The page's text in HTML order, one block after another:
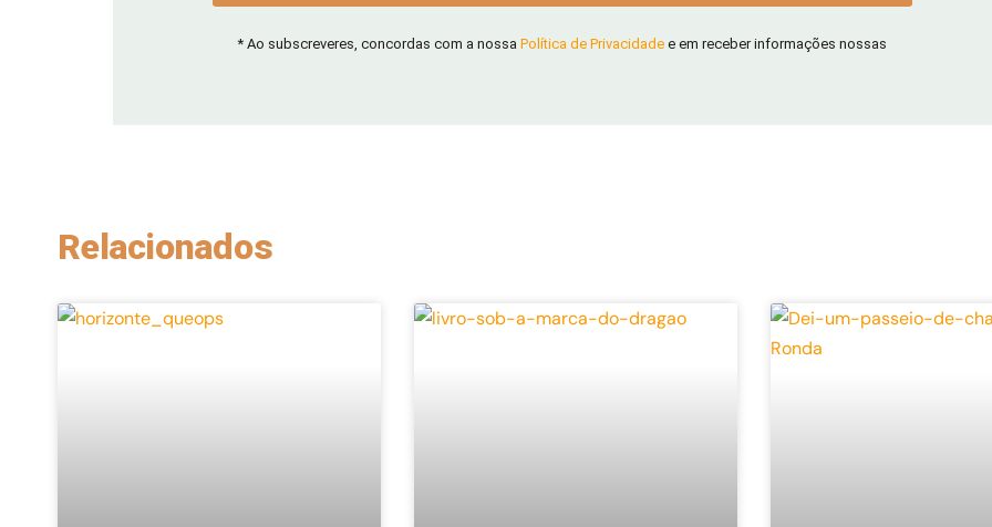
* Ao subscreveres, concordas com a nossa Política de Privacidade e em receber informações nossas
Relacionados